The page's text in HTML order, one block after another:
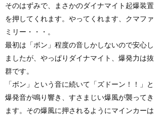
そのはずみで、まさかのダイナマイト起爆装置
を押してくれます。やってくれます、クマファ
ミリー・・・。
最初は「ボン」程度の音しかしないので安心し
ましたが、やっぱりダイナマイト、爆発力は抜
群です。
「ボン」という音に続いて「ズドーン！！」と
爆発音が鳴り響き、すさまじい爆風が襲ってき
ます。その爆風に押されるようにマインカーは